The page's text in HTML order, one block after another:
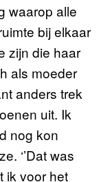
waarop alle
bij elkaar
zijn die haar
als moeder
anders trek
uit. Ik
nog kon
‘’Dat was
ik voor het